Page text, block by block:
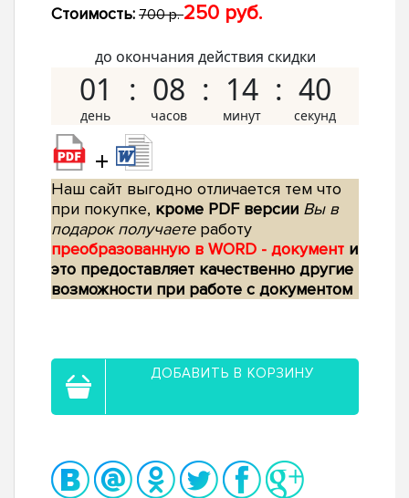
Стоимость: 700 р.250 руб.
до окончания действия скидки
01 08 14 39
+
Наш сайт выгодно отличается тем что
при покупке, кроме PDF версии Вы в
подарок получаетеработу
преобразованную в WORD - документ и
это предоставляет качественно другие
возможности при работе с документом
ДОБАВИТЬ В КОРЗИНУ